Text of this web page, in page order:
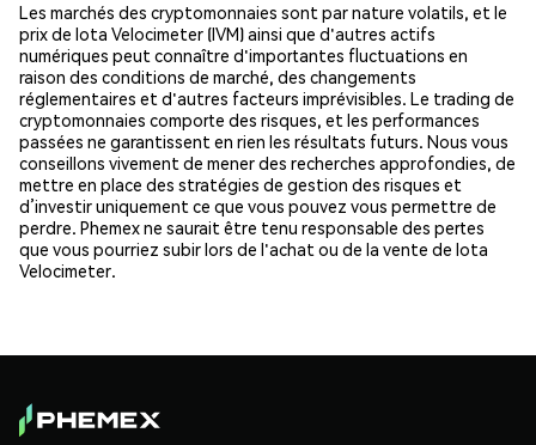
Les marchés des cryptomonnaies sont par nature volatils, et le
prix de Iota Velocimeter (IVM) ainsi que d'autres actifs
numériques peut connaître d'importantes fluctuations en
raison des conditions de marché, des changements
réglementaires et d'autres facteurs imprévisibles. Le trading de
cryptomonnaies comporte des risques, et les performances
passées ne garantissent en rien les résultats futurs. Nous vous
conseillons vivement de mener des recherches approfondies, de
mettre en place des stratégies de gestion des risques et
d’investir uniquement ce que vous pouvez vous permettre de
perdre. Phemex ne saurait être tenu responsable des pertes
que vous pourriez subir lors de l'achat ou de la vente de Iota
Velocimeter.